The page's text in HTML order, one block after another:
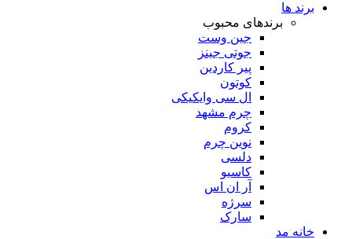
برند ها
برندهای محبوب
جین وست
جوتی جینز
پیر کاردین
کوتون
ال سی وایکیکی
چرم مشهد
کروم
نوین چرم
دلسی
کاسیو
آر ان اس
سرژه
سارک
خانه مد